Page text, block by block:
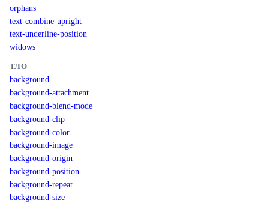
orphans
text-combine-upright
text-underline-position
widows
ТЛО
background
background-attachment
background-blend-mode
background-clip
background-color
background-image
background-origin
background-position
background-repeat
background-size